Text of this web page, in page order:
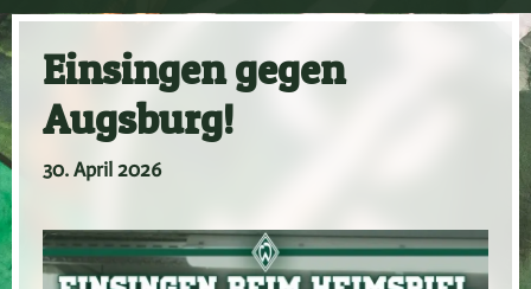
Einsingen gegen
Augsburg!
30. April 2026